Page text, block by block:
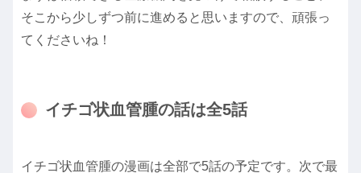
そこから少しずつ前に進めると思いますので、頑張っ
てくださいね！
イチゴ状血管腫の話は全5話
イチゴ状血管腫の漫画は全部で5話の予定です。次で最